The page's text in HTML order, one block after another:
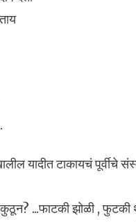
यादीत टाकायचं पूर्वीचे
कुठून? ...फाटकी झोळी ,